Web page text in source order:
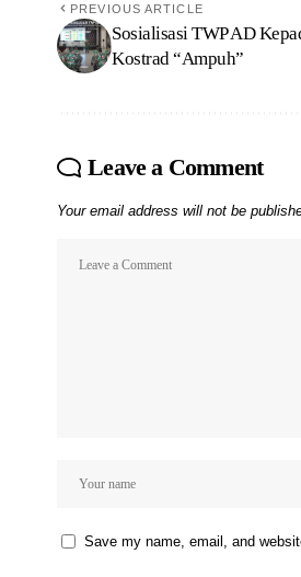
PREVIOUS ARTICLE
Sosialisasi TWP AD
Kostrad “Ampuh”
Leave a Comment
Your email address will not be
Save my name, email, and